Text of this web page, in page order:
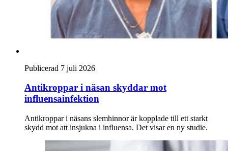
Publicerad 7 juli 2026
Antikroppar i näsan skyddar mot
influensainfektion
Antikroppar i näsans slemhinnor är kopplade till ett starkt
skydd mot att insjukna i influensa. Det visar en ny studie.